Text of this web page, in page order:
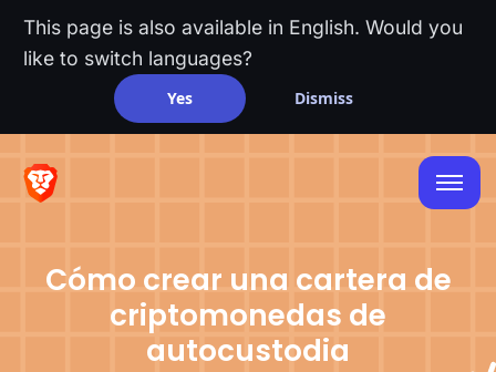
This page is also available in English. Would you
like to switch languages?
Yes Dismiss
Cómo crear una cartera de
criptomonedas de
autocustodia